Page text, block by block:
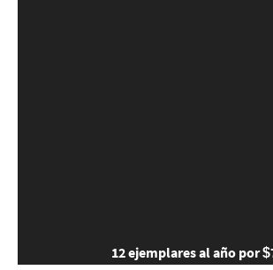
12 ejemplares al año por